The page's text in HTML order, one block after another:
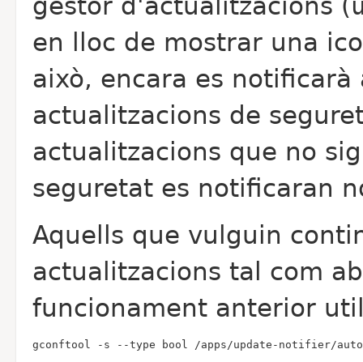
gestor d'actualitzacions (
en lloc de mostrar una
això, encara es notificarà
actualitzacions de
actualitzacions que no
seguretat es notificaran
Aquells que vulguin
actualitzacions tal com
funcionament anterior
gconftool -s --type bool /apps/update-notifier/